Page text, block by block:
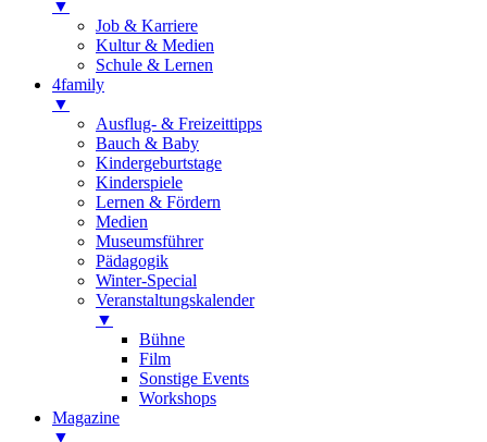
▼
Job & Karriere
Kultur & Medien
Schule & Lernen
4family
▼
Ausflug- & Freizeittipps
Bauch & Baby
Kindergeburtstage
Kinderspiele
Lernen & Fördern
Medien
Museumsführer
Pädagogik
Winter-Special
Veranstaltungskalender
▼
Bühne
Film
Sonstige Events
Workshops
Magazine
▼